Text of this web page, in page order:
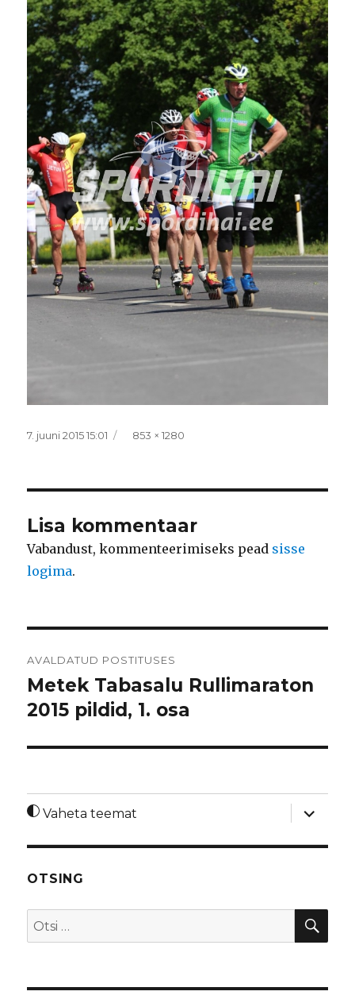
Postitatud
7. juuni 2015 15:01 Täissuurus
853 × 1280
Lisa kommentaar
Vabandust, kommenteerimiseks pead sisse
logima.
AVALDATUD POSTITUSES
Metek Tabasalu Rullimaraton
2015 pildid, 1. osa
Vaheta teemat
laienda
OTSING
Otsi: